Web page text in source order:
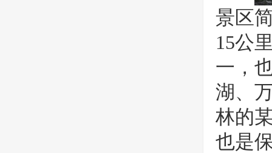
景区
15公
一，
湖、
林的
也是